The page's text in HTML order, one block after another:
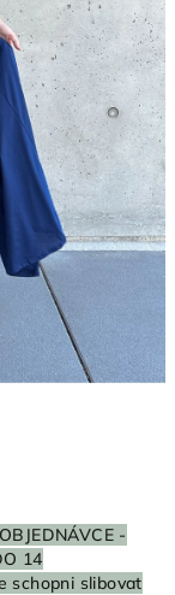
-
14
schopni slibovat